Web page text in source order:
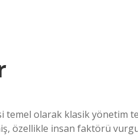
temel olarak klasik yönetim
özellikle insan faktörü